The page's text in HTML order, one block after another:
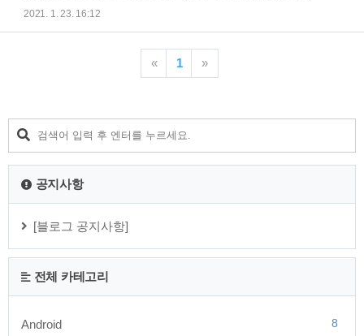
www.python.org/downloads/ Download Python The official home of the
해나가면 되는데 처음에 Path에 등록하는 것이 있다. 그거는 체크해주고 가
는 것이 좋다. (이게 2.x버전쓰고 하면 막 꼬이긴 하더라 그래서 다 밀고 3.9.1
2021. 1. 23. 16:12
« 1 »
공지사항
[블로그 공지사항]
전체 카테고리
Android 8